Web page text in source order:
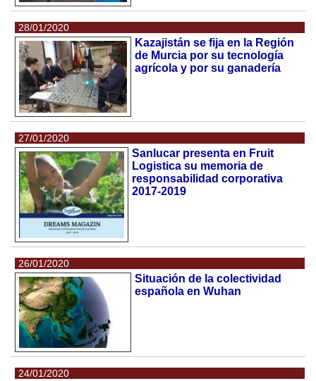
28/01/2020
Kazajistán se fija en la Región
de Murcia por su tecnología
agrícola y por su ganadería
27/01/2020
Sanlucar presenta en Fruit
Logistica su memoria de
responsabilidad corporativa
2017-2019
26/01/2020
Situación de la colectividad
española en Wuhan
24/01/2020